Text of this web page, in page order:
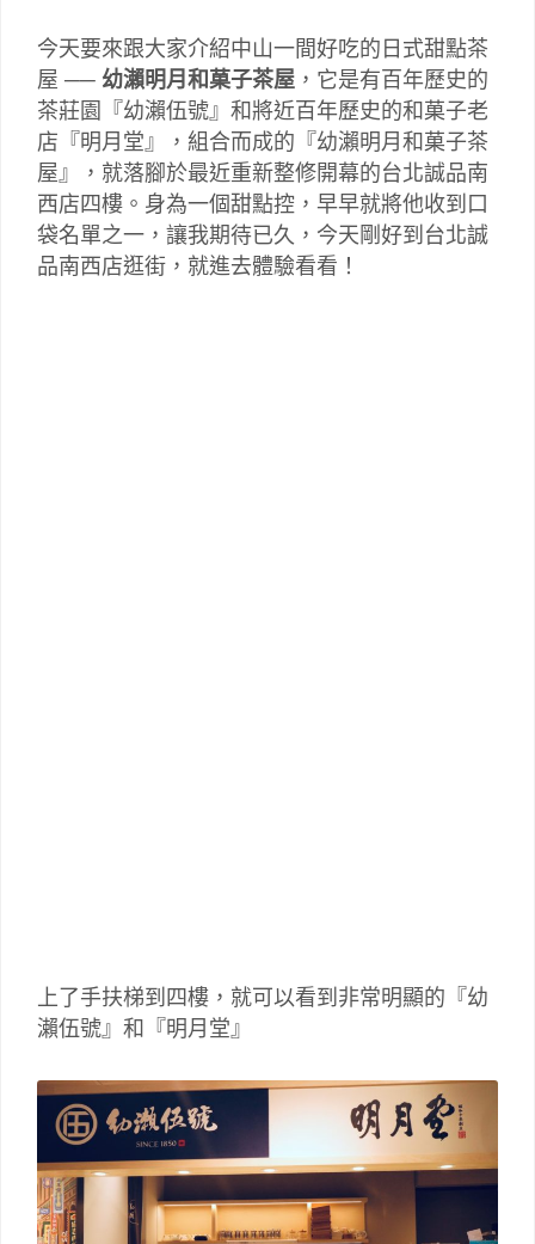
今天要來跟大家介紹中山一間好吃的日式甜點茶
屋 ── 幼瀨明月和菓子茶屋 ，它是有百年歷史的
茶莊園『幼瀨伍號』和將近百年歷史的和菓子老
店『明月堂』，組合而成的『幼瀨明月和菓子茶
屋』，就落腳於最近重新整修開幕的台北誠品南
西店四樓。身為一個甜點控，早早就將他收到口
袋名單之一，讓我期待已久，今天剛好到台北誠
品南西店逛街，就進去體驗看看！
上了手扶梯到四樓，就可以看到非常明顯的『幼
瀨伍號』和『明月堂』